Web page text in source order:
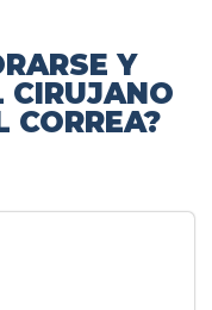
Y
CIRUJANO
CORREA?